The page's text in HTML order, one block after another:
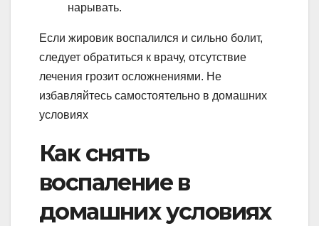
нарывать.
Если жировик воспалился и сильно болит,
следует обратиться к врачу, отсутствие
лечения грозит осложнениями. Не
избавляйтесь самостоятельно в домашних
условиях
Как снять
воспаление в
домашних условиях